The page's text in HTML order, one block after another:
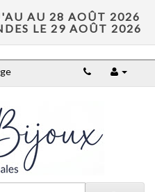
AU 28 AOÛT 2026
LE 29 AOÛT 2026